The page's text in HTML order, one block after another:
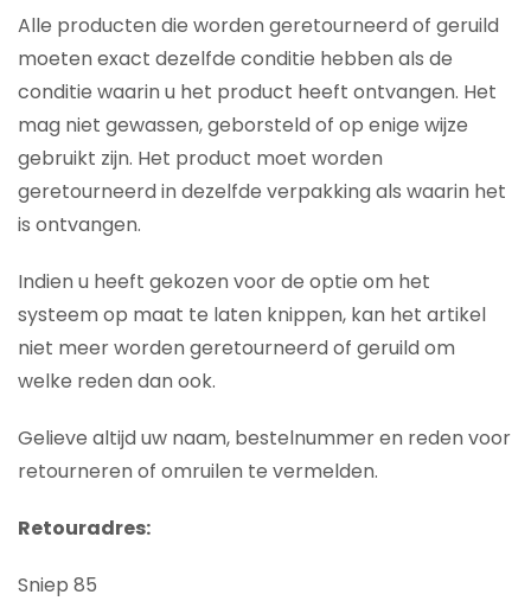
Alle producten die worden geretourneerd of geruild
moeten exact dezelfde conditie hebben als de
conditie waarin u het product heeft ontvangen. Het
mag niet gewassen, geborsteld of op enige wijze
gebruikt zijn. Het product moet worden
geretourneerd in dezelfde verpakking als waarin het
is ontvangen.
Indien u heeft gekozen voor de optie om het
systeem op maat te laten knippen, kan het artikel
niet meer worden geretourneerd of geruild om
welke reden dan ook.
Gelieve altijd uw naam, bestelnummer en reden voor
retourneren of omruilen te vermelden.
Retouradres:
Sniep 85